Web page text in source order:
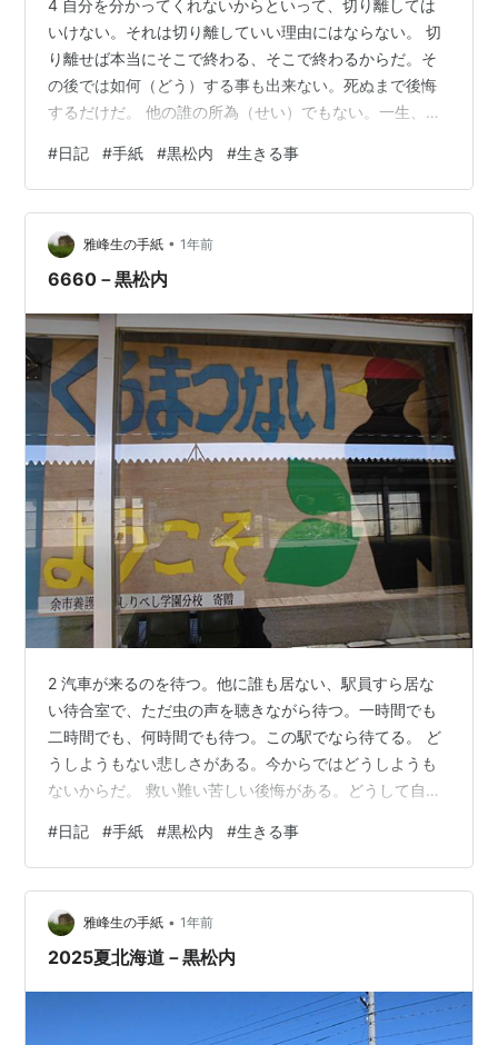
4 自分を分かってくれないからといって、切り離しては
いけない。それは切り離していい理由にはならない。 切
り離せば本当にそこで終わる、そこで終わるからだ。そ
の後では如何（どう）する事も出来ない。死ぬまで後悔
するだけだ。 他の誰の所為（せい）でもない。一生、背
きを。（令和七年八月二十四日 函館本線黒松内駅待合室
にて） 5
#日記 #手紙 #黒松内 #生きる事
雅峰生の手紙 • 1年前
6660－黒松内
2 汽車が来るのを待つ。他に誰も居ない、駅員すら居な
い待合室で、ただ虫の声を聴きながら待つ。一時間でも
二時間でも、何時間でも待つ。この駅でなら待てる。 ど
うしようもない悲しさがある。今からではどうしようも
ないからだ。 救い難い苦しい後悔がある。どうして自分
れは私の命に代えても果たす。私は私の人生をこれ以上
惨めなものにしてはならない。だから果たす。私の役目
を果たす。私が死ぬのは、その後でいい。（令和七年八
月二十四日 函館本線黒松内駅待合室にて） 3
#日記 #手紙 #黒松内 #生きる事
雅峰生の手紙 • 1年前
2025夏北海道－黒松内